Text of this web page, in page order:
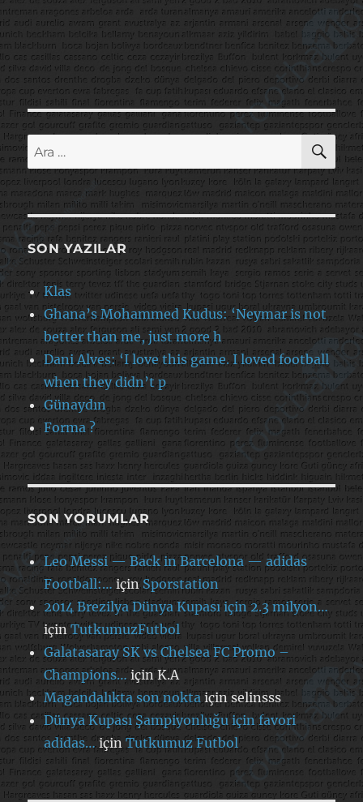
Ara:
SON YAZILAR
Klas
Ghana’s Mohammed Kudus: ‘Neymar is not
better than me, just more h
Dani Alves: ‘I love this game. I loved football
when they didn’t p
Günaydın
Forma ?
SON YORUMLAR
Leo Messi — Back in Barcelona — adidas
Football:…içinSporstation
2014 Brezilya Dünya Kupası için 2.3 milyon…
içinTutkumuzFutbol
Galatasaray SK vs Chelsea FC Promo –
Champions…içinK.A
Magandalıkta son noktaiçinselinsss
Dünya Kupası Şampiyonluğu için favori
adidas…içinTutkumuz Futbol